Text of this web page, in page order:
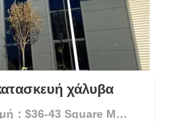
χάλυβα
Τιμή：$36-43 Square Meters